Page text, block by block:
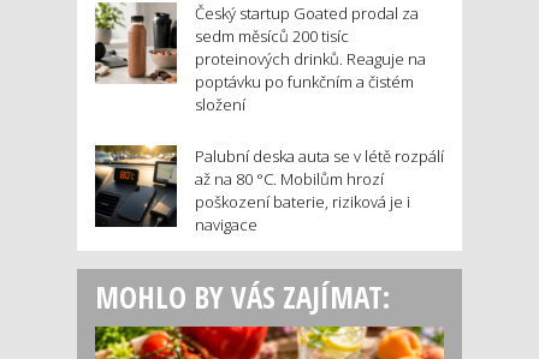
Český startup Goated prodal za
sedm měsíců 200 tisíc
proteinových drinků. Reaguje na
poptávku po funkčním a čistém
složení
Palubní deska auta se v létě rozpálí
až na 80 °C. Mobilům hrozí
poškození baterie, riziková je i
navigace
MOHLO BY VÁS ZAJÍMAT: